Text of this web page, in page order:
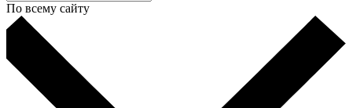
По всему сайту